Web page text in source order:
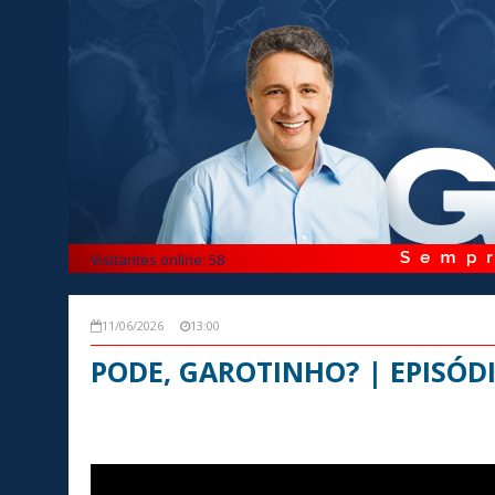
Visitantes online: 58
11/06/2026 13:00
PODE, GAROTINHO? |